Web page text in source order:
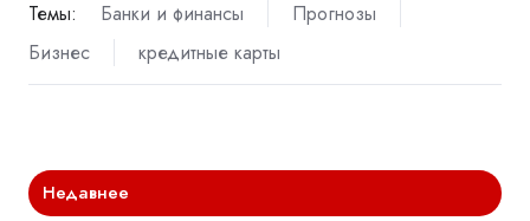
Темы: Банки и финансы
Прогнозы
Бизнес
кредитные карты
Недавнее